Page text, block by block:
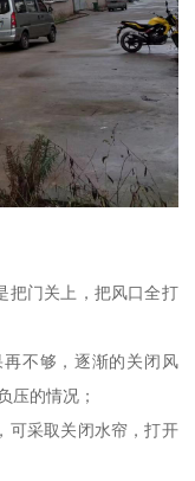
把门关上，把风口全打
不够，逐渐的关闭风
压的情况；
可采取关闭水帘，打开